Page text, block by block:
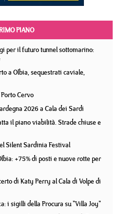
PIANO
per il futuro tunnel sottomarino:
a Olbia, sequestrati caviale,
Cervo
2026 a Cala dei Sardi
il piano viabilità. Strade chiuse e
Silent Sardinia Festival
+75% di posti e nuove rotte per
di Katy Perry al Cala di Volpe di
i sigilli della Procura su "Villa Joy"